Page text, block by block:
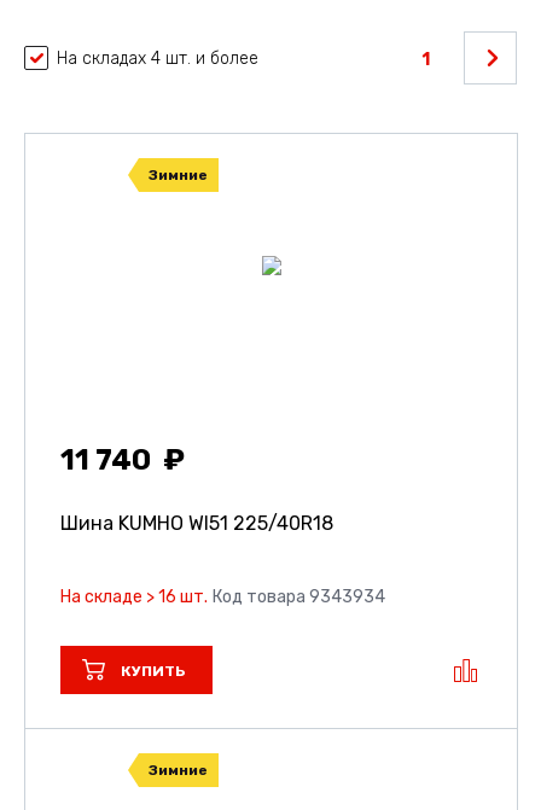
На складах 4 шт. и более 1
Зимние
11 740
Шина KUMHO WI51 225/40R18
На складе > 16 шт. Код товара 9343934
КУПИТЬ
Зимние